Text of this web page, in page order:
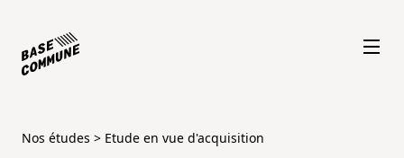
Nos études > Etude en vue d'acquisition